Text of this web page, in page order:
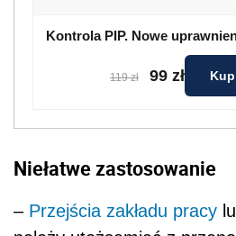
Kontrola PIP. Nowe
119 zł 99 zł
Niełatwe zastosowanie
– Przejścia zakładu pracy